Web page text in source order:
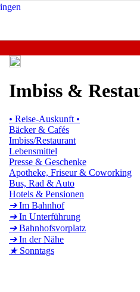
Imbiss &
• Reise-Auskunft •
Bäcker & Cafés
Imbiss/Restaurant
Lebensmittel
Presse & Geschenke
Apotheke, Friseur & Coworking
Bus, Rad & Auto
Hotels & Pensionen
➔Im Bahnhof
➔In Unterführung
➔Bahnhofsvorplatz
➔In der Nähe
★ Sonntags